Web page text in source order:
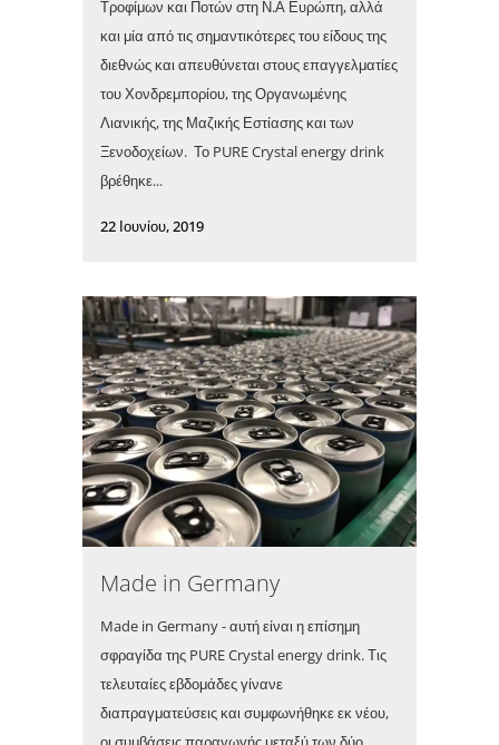
Τροφίμων και Ποτών στη Ν.Α Ευρώπη, αλλά
και μία από τις σημαντικότερες του είδους της
διεθνώς και απευθύνεται στους επαγγελματίες
του Χονδρεμπορίου, της Οργανωμένης
Λιανικής, της Μαζικής Εστίασης και των
Ξενοδοχείων. Το PURE Crystal energy drink
βρέθηκε...
22 Ιουνίου, 2019
Made in Germany
Made in Germany - αυτή είναι η επίσημη
σφραγίδα της PURE Crystal energy drink. Τις
τελευταίες εβδομάδες γίνανε
διαπραγματεύσεις και συμφωνήθηκε εκ νέου,